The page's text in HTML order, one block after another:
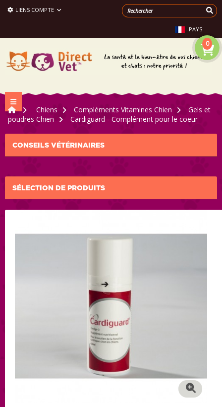
LIENS COMPTE
PAYS
0
Navigation bascule
>
Chiens > Compléments Vitamines Chien >
Gels et
poudres Chien
> Cardiguard - Complément pour le coeur
CONSEILS VÉTÉRINAIRES
SÉLECTION DE PRODUITS